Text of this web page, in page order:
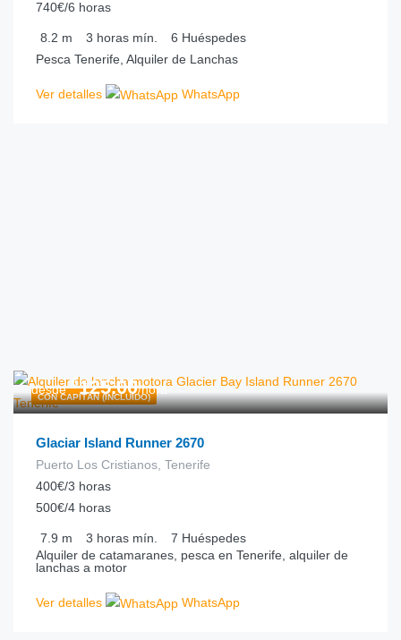
740€/6 horas
8.2 m 3 horas mín. 6 Huéspedes
Pesca Tenerife, Alquiler de Lanchas
Ver detalles WhatsApp
CON CAPITÁN (INCLUIDO)
desde
€125.00/hora
Glaciar Island Runner 2670
Puerto Los Cristianos, Tenerife
400€/3 horas
500€/4 horas
7.9 m 3 horas mín. 7 Huéspedes
Alquiler de catamaranes, pesca en Tenerife, alquiler de
lanchas a motor
Ver detalles WhatsApp